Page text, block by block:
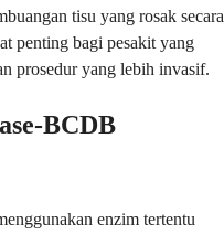
tisu yang rosak secara
penting bagi pesakit yang
prosedur yang lebih invasif.
BCDB
enzim tertentu